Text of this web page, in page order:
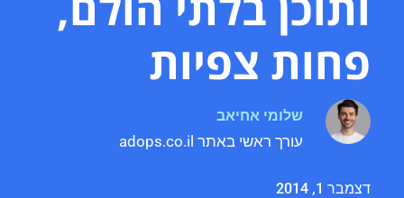
פחות צפיות
שלומי אחיאב
עורך ראשי באתר adops.co.il
דצמבר 1, 2014